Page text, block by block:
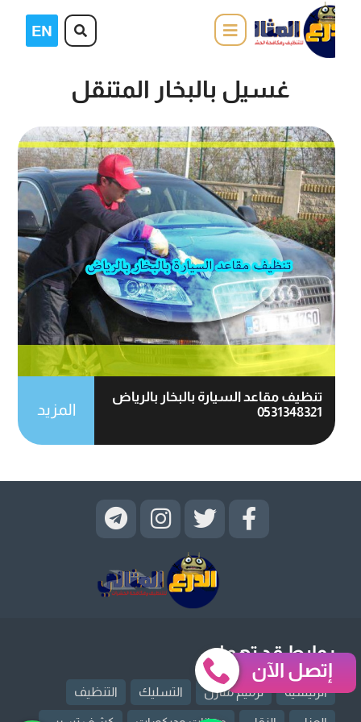
غسيل بالبخار المتنقل
تنظيف مقاعد السيارة بالبخار بالرياض
0531348321
المزيد
روابط قد تهمك
الرئيسية ترميم منازل التسليك التنظيف
إتصل الآن